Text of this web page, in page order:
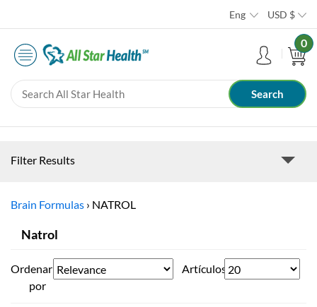
Eng USD $
0
Filter Results
Brain Formulas › NATROL
Natrol
Ordenar
por
Artículos